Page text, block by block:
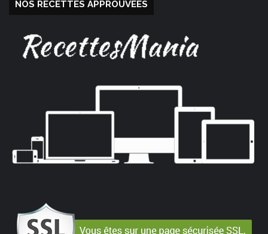
NOS RECETTES APPROUVÉES